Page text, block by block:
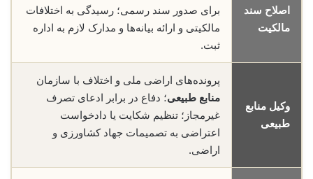
اصلاح سند
مالکیت
برای صدور سند رسمی؛ رسیدگی به اختلافات
مالکیتی و ارائه بیانه‌ها و مدارک لازم به اداره
ثبت.
وکیل منابع
طبیعی
پرونده‌های اراضی ملی و اختلاف با سازمان
منابع طبیعی؛ دفاع در برابر ادعای تصرف
غیرمجاز؛ تنظیم شکایت یا دادخواست
اعتراضی به تصمیمات جهاد کشاورزی و
اراضی.